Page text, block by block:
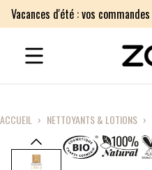
ACCUEIL › NETTOYANTS & LOTIONS ›